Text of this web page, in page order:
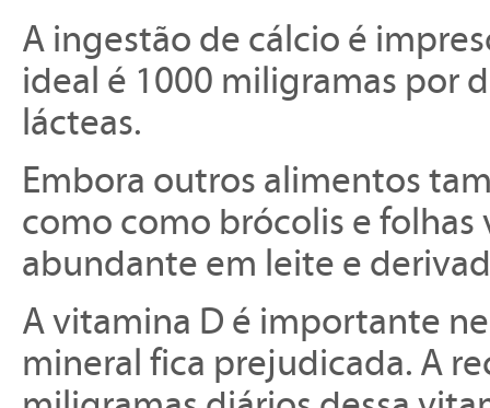
A ingestão de cálcio é
ideal é 1000 miligramas por
lácteas.
Embora outros alimentos
como como brócolis e
abundante em leite e
A vitamina D é importante
mineral fica prejudicada. A